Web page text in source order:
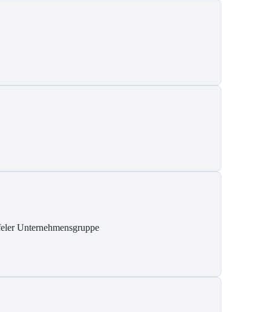
Unternehmensgruppe